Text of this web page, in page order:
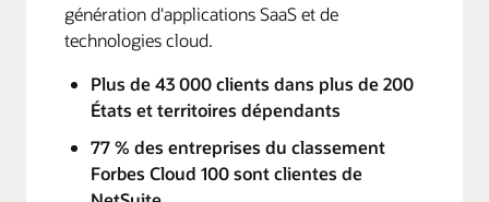
génération d'applications SaaS et de
technologies cloud.
Plus de 43 000 clients dans plus de 200
États et territoires dépendants
77 % des entreprises du classement
Forbes Cloud 100 sont clientes de